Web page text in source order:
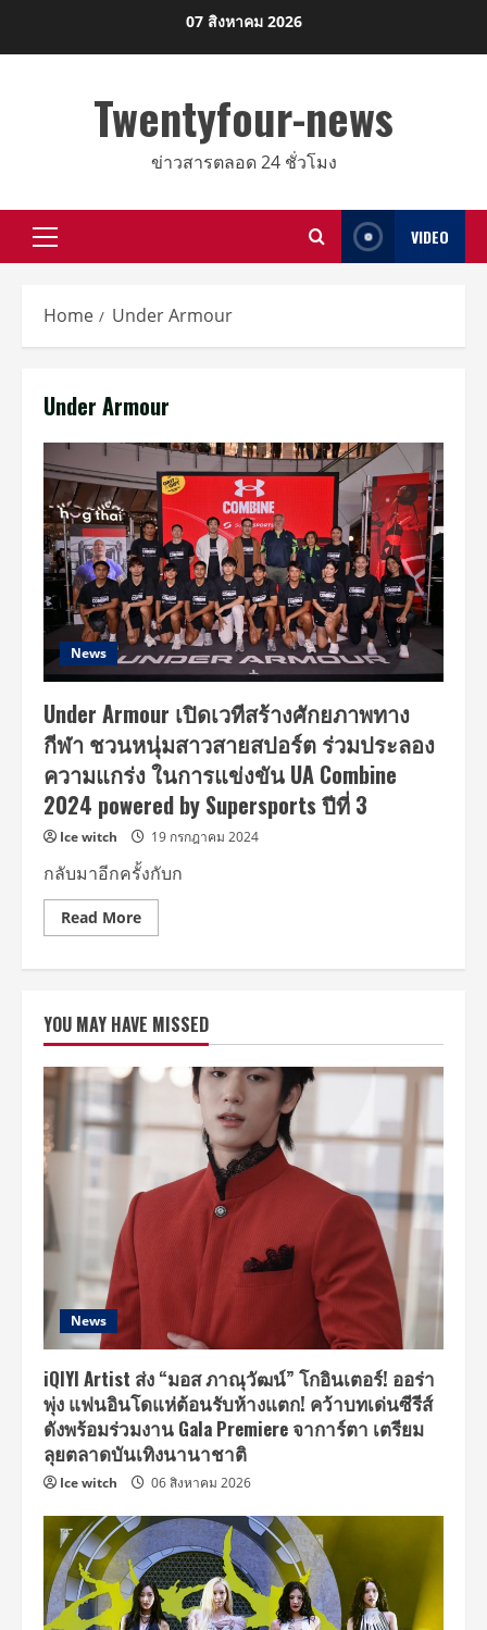
07 สิงหาคม 2026
Twentyfour-news
ข่าวสารตลอด 24 ชั่วโมง
Primary
VIDEO
Home Under Armour
Under Armour
News
Under Armour เปิดเวทีสร้างศักยภาพทาง
กีฬา ชวนหนุ่มสาวสายสปอร์ต ร่วมประลอง
ความแกร่ง ในการแข่งขัน UA Combine
2024 powered by Supersports ปีที่ 3
Ice witch 19 กรกฎาคม 2024
กลับมาอีกครั้งกับก
Read MoreRead
more
สร้าง
ศักยภาพ
ทาง
กีฬา
ชวน
สาย
ประลอง
ความ
powered
Supersports
ที่
3
YOU MAY HAVE MISSED
News
iQIYI Artist ส่ง “มอส ภาณุวัฒน์” โกอินเตอร์! ออร่า
พุ่ง แฟนอินโดแห่ต้อนรับห้างแตก! คว้าบทเด่นซีรีส์
ดังพร้อมร่วมงาน Gala Premiere จาการ์ตา เตรียม
ลุยตลาดบันเทิงนานาชาติ
Ice witch 06 สิงหาคม 2026